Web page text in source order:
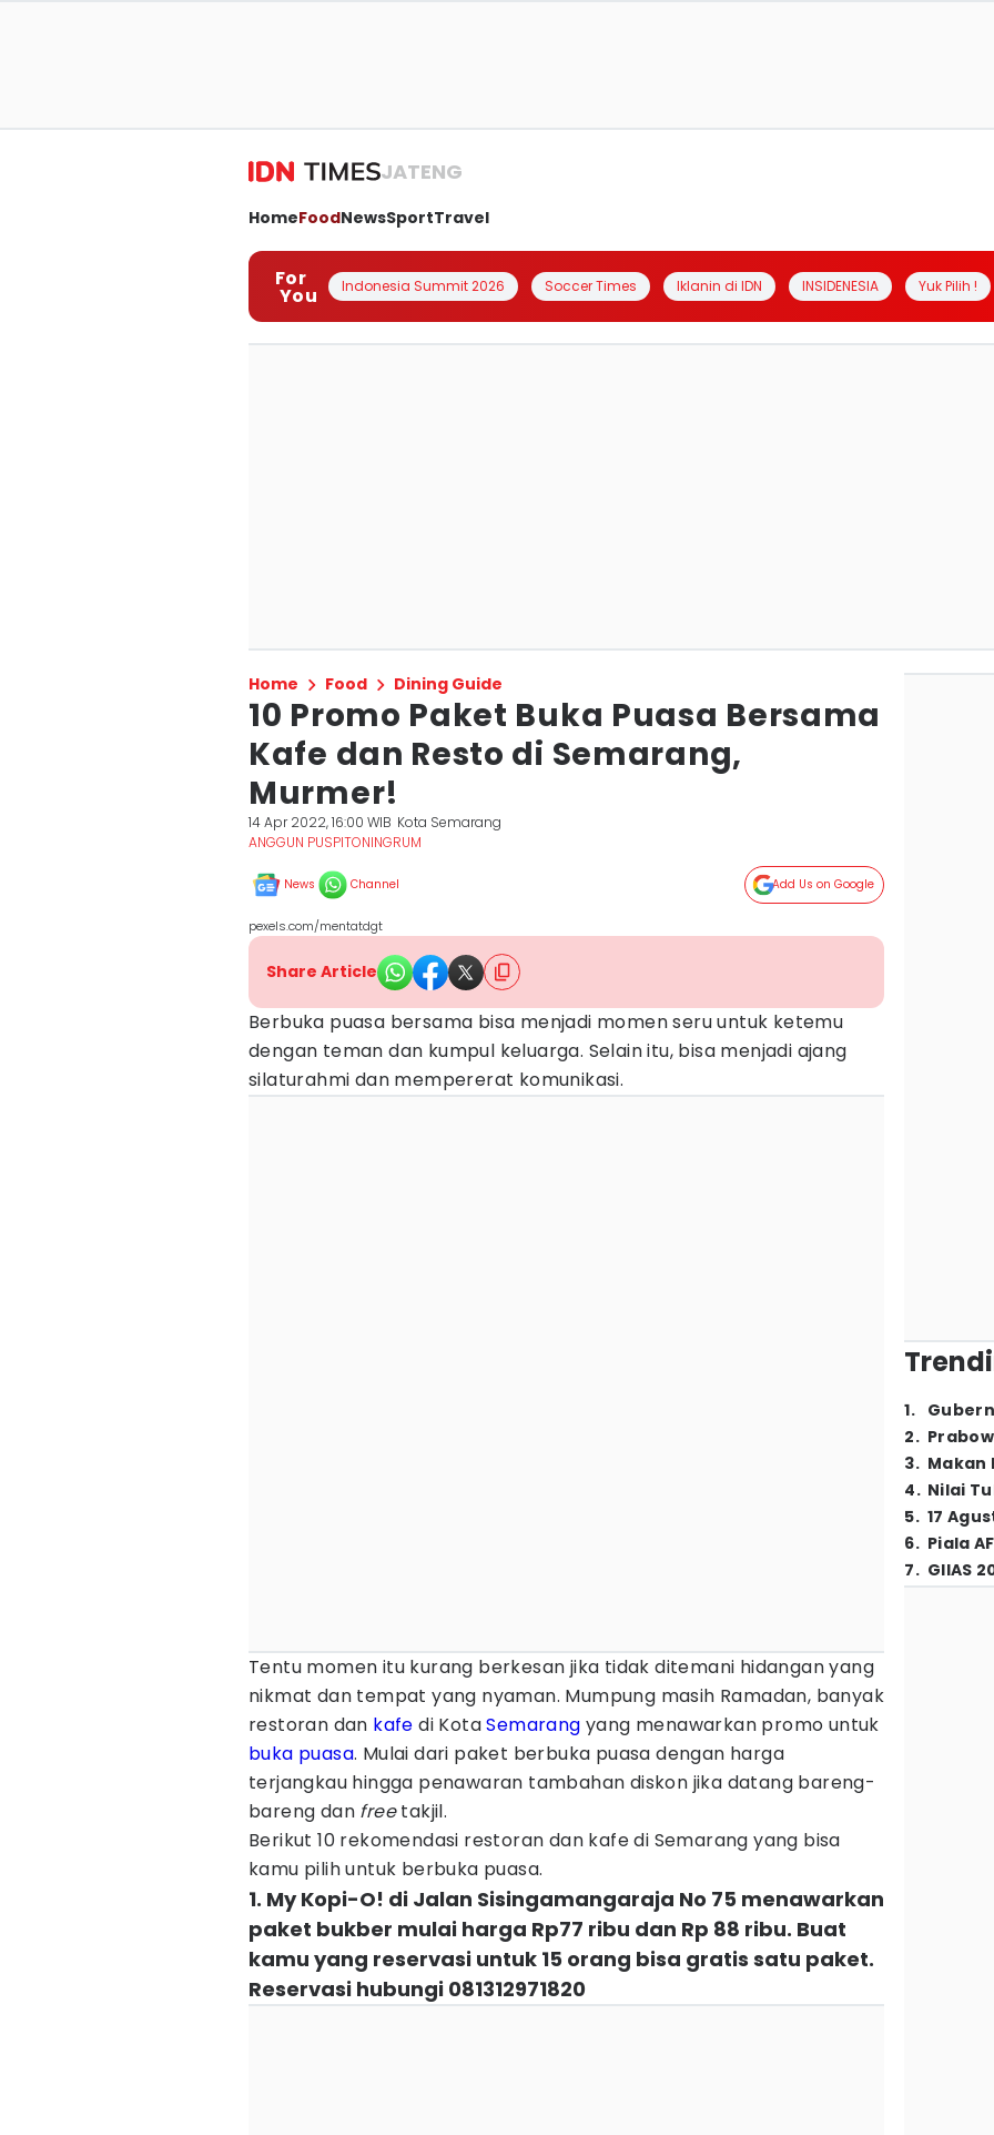
JATENG
HomeFoodNewsSportTravel
For
You Indonesia Summit 2026 Soccer Times Iklanin di IDN INSIDENESIA Yuk Pilih !
Home Food Dining Guide
10 Promo Paket Buka Puasa Bersama
Kafe dan Resto di Semarang,
Murmer!
14 Apr 2022, 16:00 WIB Kota Semarang
ANGGUN PUSPITONINGRUM
News Channel Add Us on Google
pexels.com/mentatdgt
Share Article
Berbuka puasa bersama bisa menjadi momen seru untuk ketemu
dengan teman dan kumpul keluarga. Selain itu, bisa menjadi ajang
silaturahmi dan mempererat komunikasi.
Tentu momen itu kurang berkesan jika tidak ditemani hidangan yang
nikmat dan tempat yang nyaman. Mumpung masih Ramadan, banyak
restoran dan kafe di KotaSemarang yang menawarkan promo untuk
buka puasa. Mulai dari paket berbuka puasa dengan harga
terjangkau hingga penawaran tambahan diskon jika datang bareng-
bareng dan freetakjil.
Berikut 10 rekomendasi restoran dan kafe di Semarang yang bisa
kamu pilih untuk berbuka puasa.
1. My Kopi-O! di Jalan Sisingamangaraja No 75 menawarkan
paket bukber mulai harga Rp77 ribu dan Rp 88 ribu. Buat
kamu yang reservasi untuk 15 orang bisa gratis satu paket.
Reservasi hubungi 081312971820
1.
2.
3. Makan
4. Nilai
5. 17
6. Piala
7. GIIAS